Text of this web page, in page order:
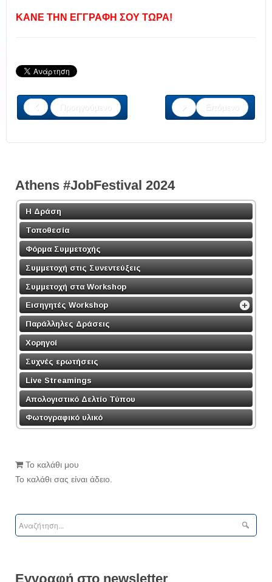
ΚΑΝΕ ΤΗΝ ΕΓΓΡΑΦΗ ΣΟΥ ΤΩΡΑ!
Προηγούμενο Επόμενο
Athens #JobFestival 2024
Η Δράση
Τοποθεσία
Φόρμα Συμμετοχής
Συμμετοχή στις Συνεντεύξεις
Συμμετοχή στα Workshop
Εισηγητές Workshop
Παράλληλες Δράσεις
Χορηγοί
Συχνές ερωτήσεις
Live Streamings
Απολογιστικό Δελτίο Τύπου
Φωτογραφικό υλικό
Το καλάθι μου
Το καλάθι σας είναι άδειο.
Εγγραφή στο newsletter